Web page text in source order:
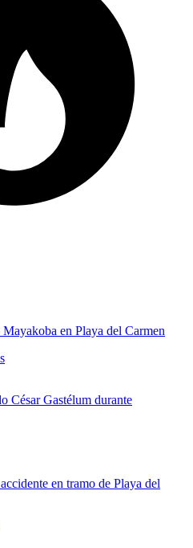
en Playa del Carmen
César Gastélum durante
en tramo de Playa del